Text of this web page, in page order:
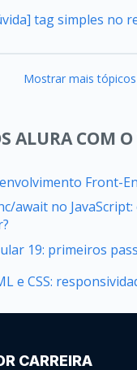
tag simples no
Mostrar mais tópicos
ALURA COM
Front-
await no
19: primeiros
e CSS:
CARREIRA